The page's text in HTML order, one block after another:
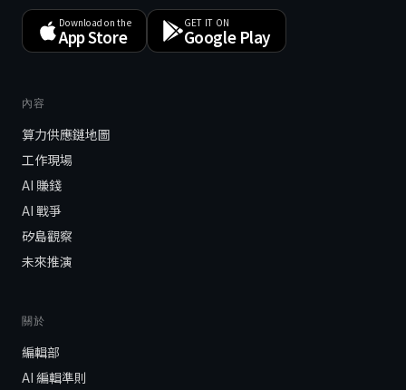
Download on the
App Store
GET IT ON
Google Play
內容
算力供應鏈地圖
工作現場
AI 賺錢
AI 戰爭
矽島觀察
未來推演
關於
編輯部
AI 編輯準則